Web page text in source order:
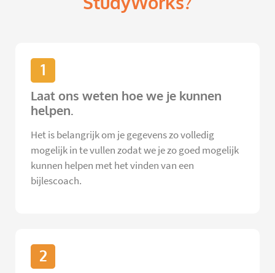
1
Laat ons weten hoe we je kunnen
helpen.
Het is belangrijk om je gegevens zo volledig
mogelijk in te vullen zodat we je zo goed mogelijk
kunnen helpen met het vinden van een
bijlescoach.
2